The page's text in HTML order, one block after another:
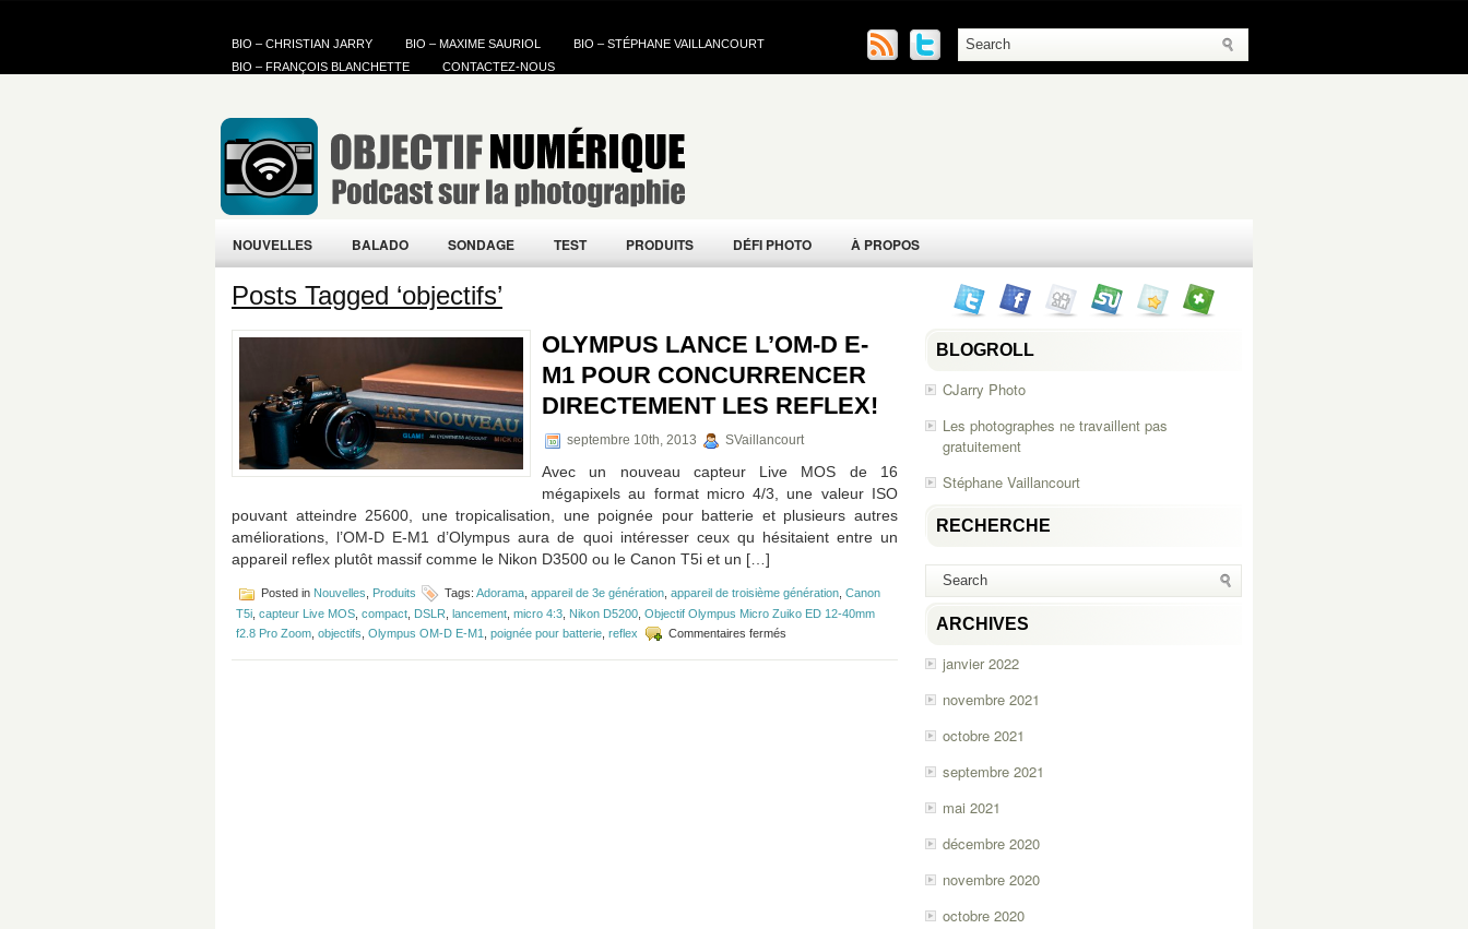
BIO – CHRISTIAN JARRY BIO – MAXIME SAURIOL
BIO – STÉPHANE VAILLANCOURT
BIO – FRANÇOIS BLANCHETTE
CONTACTEZ-NOUS
NOUVELLES BALADO SONDAGE TEST PRODUITS DÉFI PHOTO À PROPOS
Posts Tagged ‘objectifs’
OLYMPUS LANCE L’OM-D E-
M1 POUR CONCURRENCER
DIRECTEMENT LES REFLEX!
septembre 10th, 2013 SVaillancourt
Avec un nouveau capteur Live MOS de 16
mégapixels au format micro 4/3, une valeur ISO
pouvant atteindre 25600, une tropicalisation, une poignée pour batterie et plusieurs autres
améliorations, l’OM-D E-M1 d’Olympus aura de quoi intéresser ceux qu hésitaient entre un
appareil reflex plutôt massif comme le Nikon D3500 ou le Canon T5i et un […]
Posted in Nouvelles Produits Tags: Adorama appareil de 3e génération appareil de troisième génération Canon
T5i capteur Live MOS compact DSLR lancement micro 4:3 Nikon D5200 Objectif Olympus Micro Zuiko ED 12-40mm
f2.8 Pro Zoom objectifs Olympus OM-D E-M1 poignée pour batterie reflex Commentaires fermés
lance
BLOGROLL
CJarry Photo
Les photographes ne travaillent pas
gratuitement
Stéphane Vaillancourt
RECHERCHE
ARCHIVES
janvier 2022
novembre 2021
octobre 2021
septembre 2021
mai 2021
décembre 2020
novembre 2020
octobre 2020